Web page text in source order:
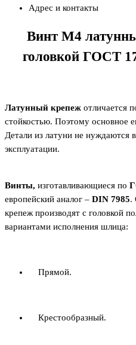
Адрес и контакты
Винт М4
головкой ГОСТ
Латунный крепеж отличается
стойкостью. Поэтому основное
Детали из латуни не
эксплуатации.
Винты, изготавливающиеся по
европейский аналог – DIN 7985.
крепеж производят с головкой
вариантами исполнения шлица:
Прямой.
Крестообразный.